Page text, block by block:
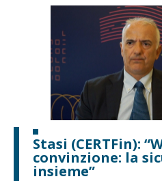
Stasi (CERTFin):
convinzione: la
insieme”